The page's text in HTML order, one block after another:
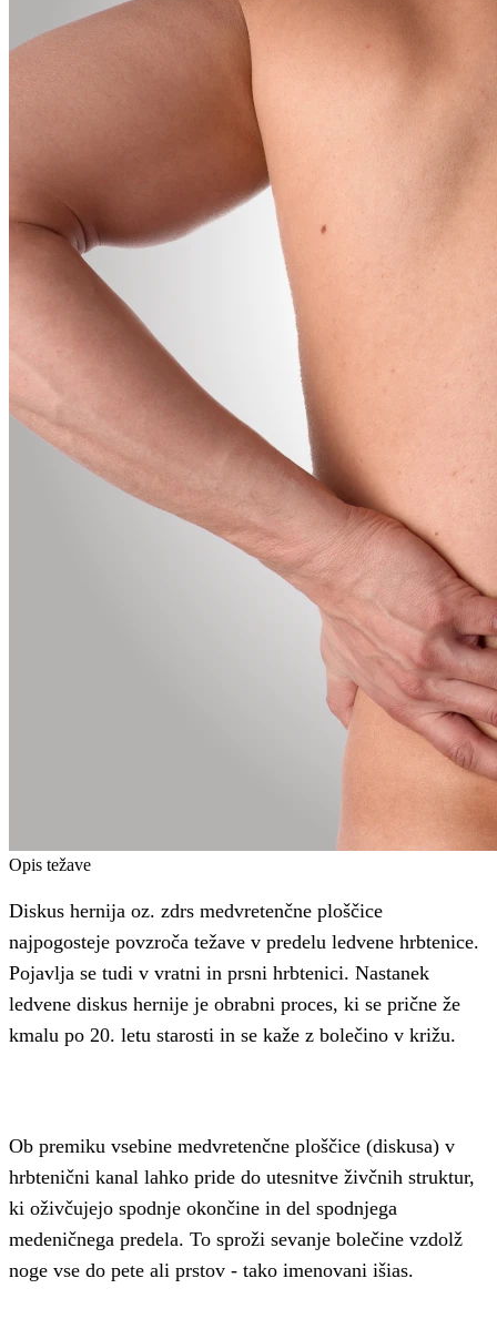
Opis težave
Diskus hernija oz. zdrs medvretenčne ploščice
najpogosteje povzroča težave v predelu ledvene hrbtenice.
Pojavlja se tudi v vratni in prsni hrbtenici. Nastanek
ledvene diskus hernije je obrabni proces, ki se prične že
kmalu po 20. letu starosti in se kaže z bolečino v križu.
Ob premiku vsebine medvretenčne ploščice (diskusa) v
hrbtenični kanal lahko pride do utesnitve živčnih struktur,
ki oživčujejo spodnje okončine in del spodnjega
medeničnega predela. To sproži sevanje bolečine vzdolž
noge vse do pete ali prstov - tako imenovani išias.